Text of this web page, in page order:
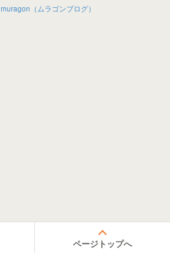
muragon（ムラゴンブログ）
ページトップへ